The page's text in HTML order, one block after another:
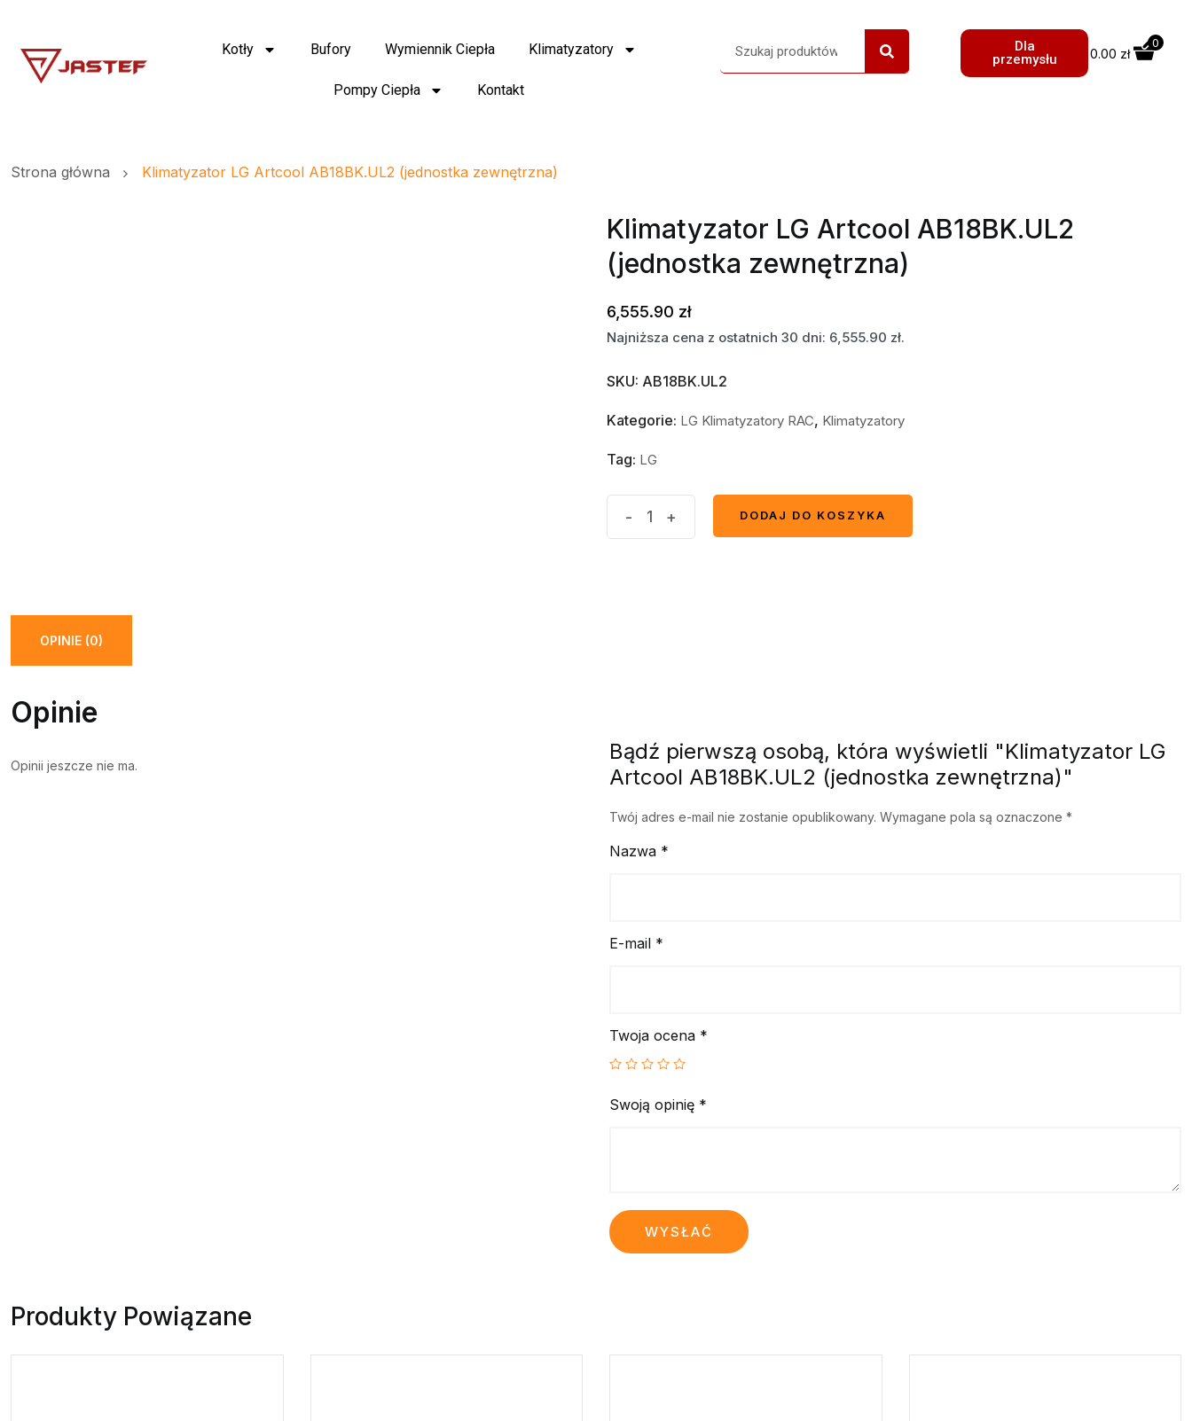
Kotły Bufory Wymiennik Ciepła Klimatyzatory
Pompy Ciepła Kontakt
Dla
przemysłu
0.00 zł
0
Strona główna Klimatyzator LG Artcool AB18BK.UL2 (jednostka zewnętrzna)
Klimatyzator LG Artcool AB18BK.UL2
(jednostka zewnętrzna)
6,555.90 zł
Najniższa cena z ostatnich 30 dni: 6,555.90 zł.
SKU: AB18BK.UL2
Kategorie: LG Klimatyzatory RAC, Klimatyzatory
Tag: LG
- +
DODAJ DO KOSZYKA
OPINIE (0)
Opinie
Opinii jeszcze nie ma.
Bądź pierwszą osobą, która wyświetli "Klimatyzator LG
Artcool AB18BK.UL2 (jednostka zewnętrzna)"
Twój adres e-mail nie zostanie opublikowany. Wymagane pola są oznaczone *
Nazwa *
E-mail *
Twoja ocena *
Swoją opinię *
Produkty Powiązane